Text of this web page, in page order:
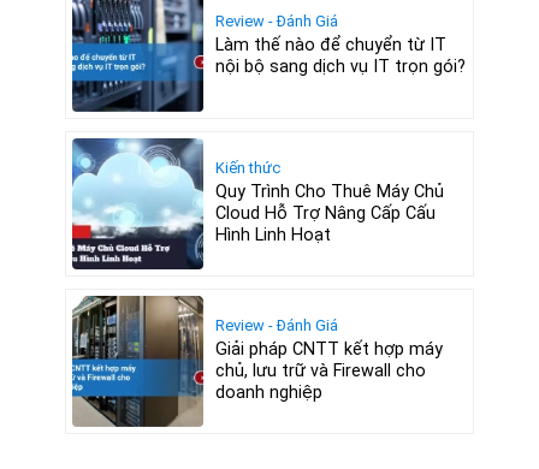
Review - Đánh Giá
Làm thế nào để chuyển từ IT
nội bộ sang dịch vụ IT trọn gói?
Kiến thức
Quy Trình Cho Thuê Máy Chủ
Cloud Hỗ Trợ Nâng Cấp Cấu
Hình Linh Hoạt
Review - Đánh Giá
Giải pháp CNTT kết hợp máy
chủ, lưu trữ và Firewall cho
doanh nghiệp